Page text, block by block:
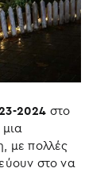
2024 στο
με πολλές
στο να